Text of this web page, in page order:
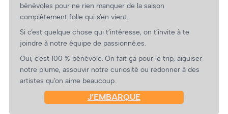
bénévoles pour ne rien manquer de la saison
complètement folle qui s’en vient.
Si c’est quelque chose qui t’intéresse, on t’invite à te
joindre à notre équipe de passionné.es.
Oui, c’est 100 % bénévole. On fait ça pour le trip, aiguiser
notre plume, assouvir notre curiosité ou redonner à des
artistes qu’on aime beaucoup.
J’EMBARQUE